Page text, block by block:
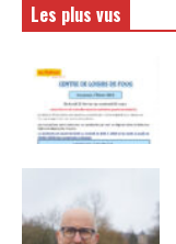
Les plus vus